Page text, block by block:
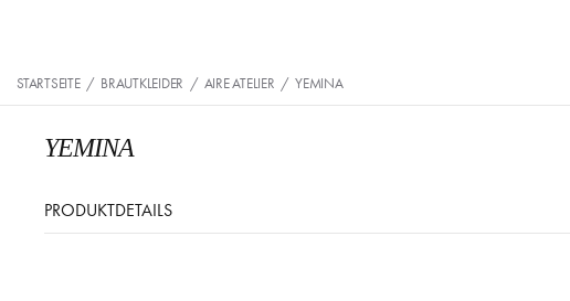
STARTSEITE / BRAUTKLEIDER / AIRE ATELIER / YEMINA
YEMINA
PRODUKTDETAILS